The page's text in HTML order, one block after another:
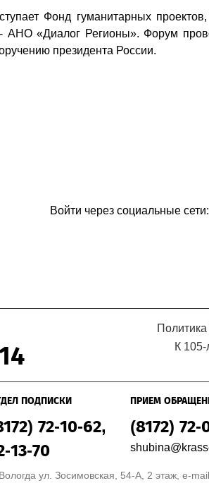
Фонд гуманитарных
- АНО «Диалог Регионы». Форум
президента России.
Войти через социальные сети:
Политика
К
ПОДПИСКИ
72-10-62,
13-70
ПРИЕМ
(8172) 72-
ул. Зосимовская, 54-А, 2 этаж, e-